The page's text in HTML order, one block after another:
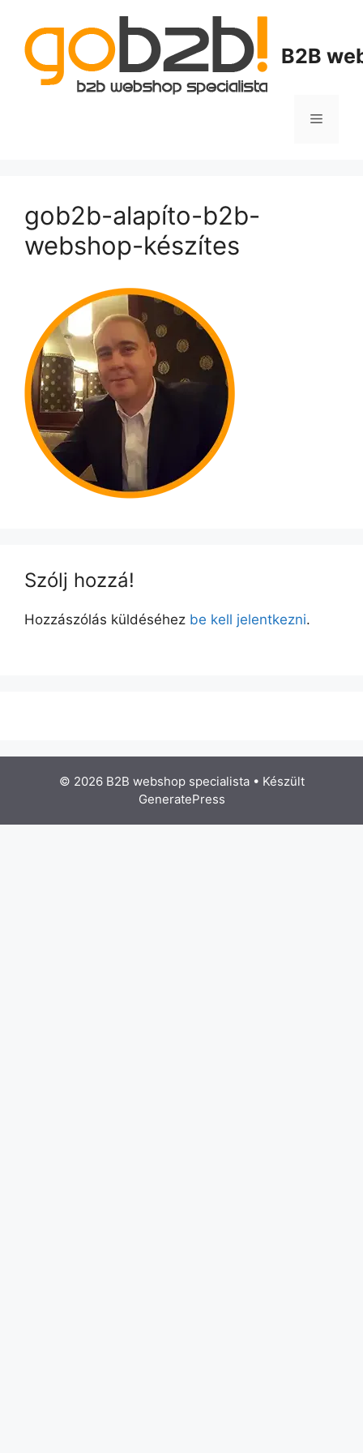
B2B
gob2b-alapíto-b2b-
webshop-készítes
Szólj hozzá!
Hozzászólás küldéséhez be kell jelentkezni.
© 2026 B2B webshop specialista• Készült
GeneratePress